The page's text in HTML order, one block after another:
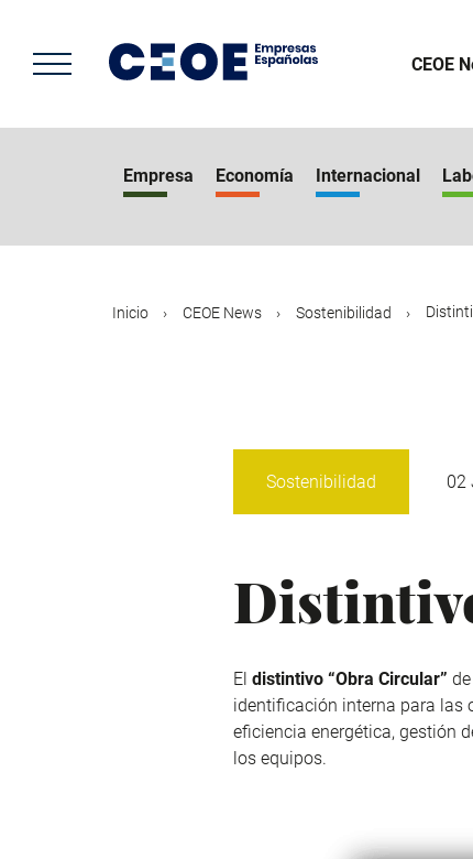
contenido
principal
CEOE
Empresa Economía Internacional
Inicio CEOE News Sostenibilidad
Sostenibilidad 02
El distintivo “Obra Circular”
identificación interna para las
eficiencia energética, gestión
los equipos.